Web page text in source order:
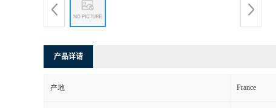
产品详请
产地 France